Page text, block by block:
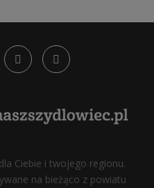
Ciebie i twojego regionu.
na bieżąco z powiatu